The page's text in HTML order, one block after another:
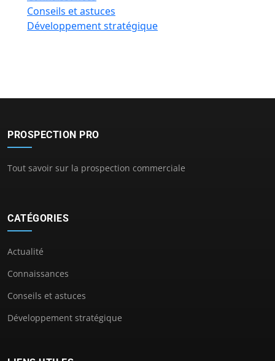
Conseils et astuces
Développement stratégique
PROSPECTION PRO
Tout savoir sur la prospection commerciale
CATÉGORIES
Actualité
Connaissances
Conseils et astuces
Développement stratégique